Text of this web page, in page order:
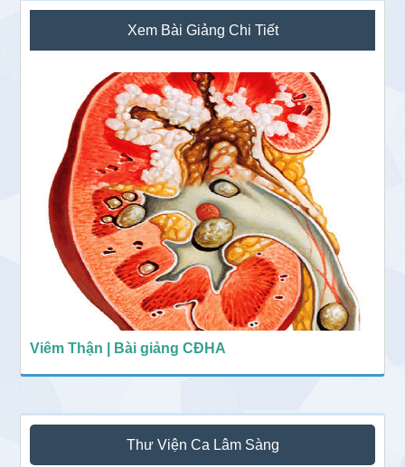
Sidebar
chính
Xem Bài Giảng Chi Tiết
Viêm Thận | Bài giảng CĐHA
Thư Viện Ca Lâm Sàng